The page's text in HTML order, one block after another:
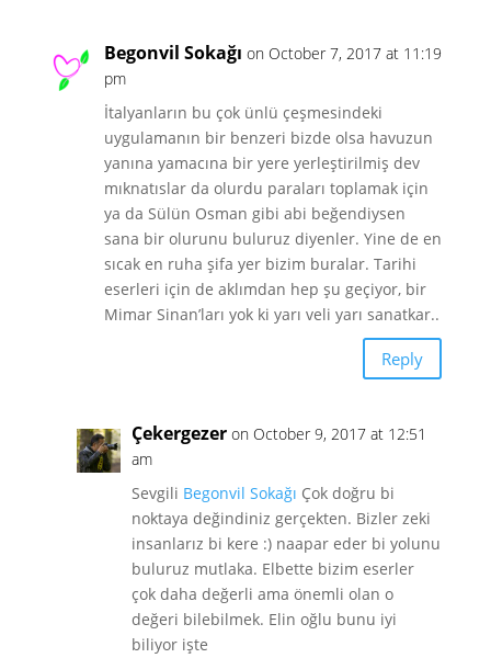
Begonvil Sokağı on October 7, 2017 at 11:19
pm
İtalyanların bu çok ünlü çeşmesindeki
uygulamanın bir benzeri bizde olsa havuzun
yanına yamacına bir yere yerleştirilmiş dev
mıknatıslar da olurdu paraları toplamak için
ya da Sülün Osman gibi abi beğendiysen
sana bir olurunu buluruz diyenler. Yine de en
sıcak en ruha şifa yer bizim buralar. Tarihi
eserleri için de aklımdan hep şu geçiyor, bir
Mimar Sinan’ları yok ki yarı veli yarı sanatkar..
Reply
Çekergezer on October 9, 2017 at 12:51
am
Sevgili Begonvil Sokağı Çok doğru bi
noktaya değindiniz gerçekten. Bizler zeki
insanlarız bi kere :) naapar eder bi yolunu
buluruz mutlaka. Elbette bizim eserler
çok daha değerli ama önemli olan o
değeri bilebilmek. Elin oğlu bunu iyi
biliyor işte